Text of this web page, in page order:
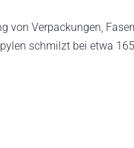
von Verpackungen,
schmilzt bei etwa 165